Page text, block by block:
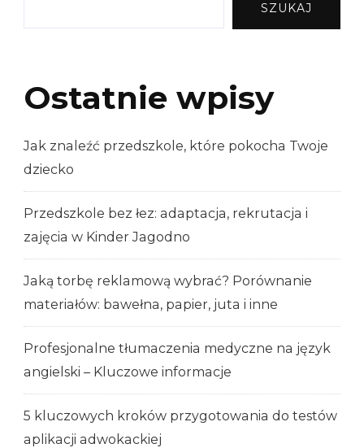
SZUKAJ
Ostatnie wpisy
Jak znaleźć przedszkole, które pokocha Twoje
dziecko
Przedszkole bez łez: adaptacja, rekrutacja i
zajęcia w Kinder Jagodno
Jaką torbę reklamową wybrać? Porównanie
materiałów: bawełna, papier, juta i inne
Profesjonalne tłumaczenia medyczne na język
angielski – Kluczowe informacje
5 kluczowych kroków przygotowania do testów
aplikacji adwokackiej